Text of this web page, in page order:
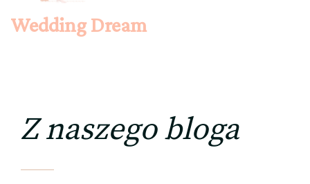
Wedding Dream
Z naszego bloga